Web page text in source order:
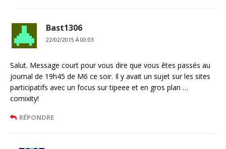
Bast1306
22/02/2015 Á 00:03
Salut. Message court pour vous dire que vous êtes passés au
journal de 19h45 de M6 ce soir. Il y avait un sujet sur les sites
participatifs avec un focus sur tipeee et en gros plan …
comixity!
RÉPONDRE